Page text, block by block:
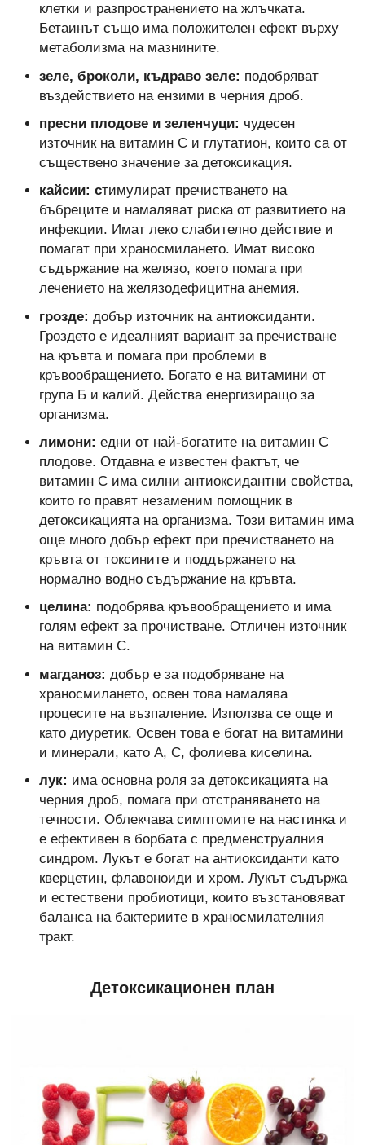
клетки и разпространението на жлъчката.
Бетаинът също има положителен ефект върху
метаболизма на мазнините.
зеле, броколи, къдраво зеле: подобряват
въздействието на ензими в черния дроб.
пресни плодове и зеленчуци: чудесен
източник на витамин С и глутатион, които са от
съществено значение за детоксикация.
кайсии: стимулират пречистването на
бъбреците и намаляват риска от развитието на
инфекции. Имат леко слабително действие и
помагат при храносмилането. Имат високо
съдържание на желязо, което помага при
лечението на желязодефицитна анемия.
грозде: добър източник на антиоксиданти.
Гроздето е идеалният вариант за пречистване
на кръвта и помага при проблеми в
кръвообращението. Богато е на витамини от
група Б и калий. Действа енергизиращо за
организма.
лимони: едни от най-богатите на витамин С
плодове. Отдавна е известен фактът, че
витамин С има силни антиоксидантни свойства,
които го правят незаменим помощник в
детоксикацията на организма. Този витамин има
още много добър ефект при пречистването на
кръвта от токсините и поддържането на
нормално водно съдържание на кръвта.
целина: подобрява кръвообращението и има
голям ефект за прочистване. Отличен източник
на витамин С.
магданоз: добър е за подобряване на
храносмилането, освен това намалява
процесите на възпаление. Използва се още и
като диуретик. Освен това е богат на витамини
и минерали, като А, С, фолиева киселина.
лук: има основна роля за детоксикацията на
черния дроб, помага при отстраняването на
течности. Облекчава симптомите на настинка и
е ефективен в борбата с предменструалния
синдром. Лукът е богат на антиоксиданти като
кверцетин, флавоноиди и хром. Лукът съдържа
и естествени пробиотици, които възстановяват
баланса на бактериите в храносмилателния
тракт.
Детоксикационен план